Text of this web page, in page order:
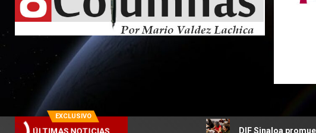
EXCLUSIVO
ÚLTIMAS NOTICIAS
agrícola. DIF Sinaloa promueve